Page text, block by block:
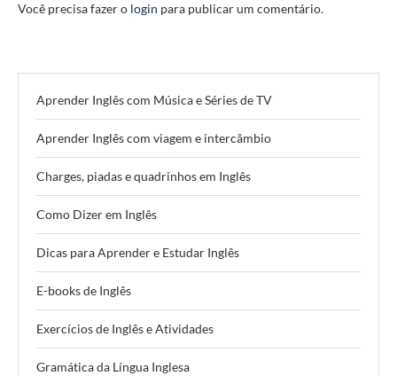
Você precisa fazer o login para publicar um comentário.
Aprender Inglês com Música e Séries de TV
Aprender Inglês com viagem e intercâmbio
Charges, piadas e quadrinhos em Inglês
Como Dizer em Inglês
Dicas para Aprender e Estudar Inglês
E-books de Inglês
Exercícios de Inglês e Atividades
Gramática da Língua Inglesa